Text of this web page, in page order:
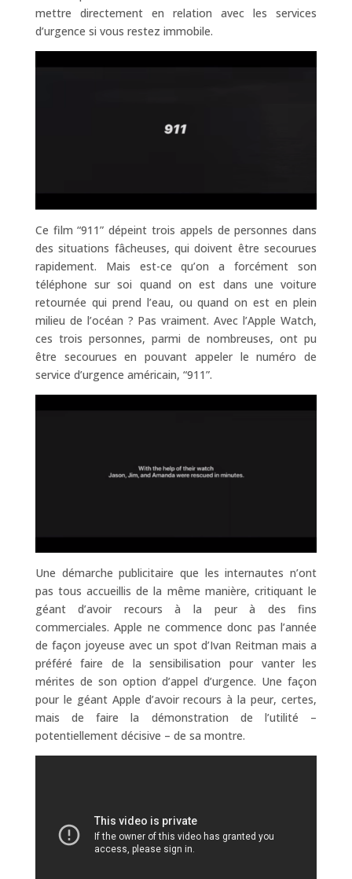
mettre directement en relation avec les services
d’urgence si vous restez immobile.
Ce film “911” dépeint trois appels de personnes dans
des situations fâcheuses, qui doivent être secourues
rapidement. Mais est-ce qu’on a forcément son
téléphone sur soi quand on est dans une voiture
retournée qui prend l’eau, ou quand on est en plein
milieu de l’océan ? Pas vraiment. Avec l’Apple Watch,
ces trois personnes, parmi de nombreuses, ont pu
être secourues en pouvant appeler le numéro de
service d’urgence américain, “911”.
Une démarche publicitaire que les internautes n’ont
pas tous accueillis de la même manière, critiquant le
géant d’avoir recours à la peur à des fins
commerciales. Apple ne commence donc pas l’année
de façon joyeuse avec un spot d’Ivan Reitman mais a
préféré faire de la sensibilisation pour vanter les
mérites de son option d’appel d’urgence. Une façon
pour le géant Apple d’avoir recours à la peur, certes,
mais de faire la démonstration de l’utilité –
potentiellement décisive – de sa montre.